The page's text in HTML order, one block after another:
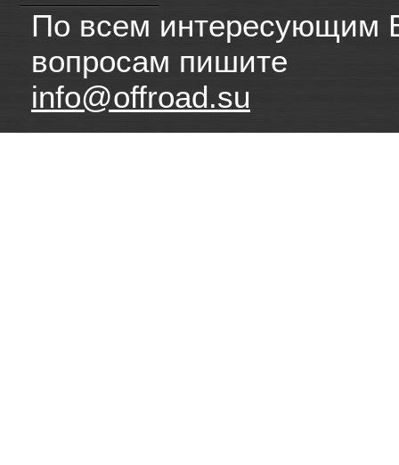
По всем интересующим
вопросам пишите
info@offroad.su